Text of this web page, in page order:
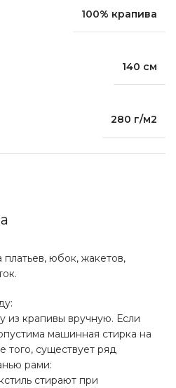
юбок, жакетов,
из крапивы вручную. Если
машинная стирка на
существует ряд
рами:
стирают при
100% крапива
140 см
280 г/м2